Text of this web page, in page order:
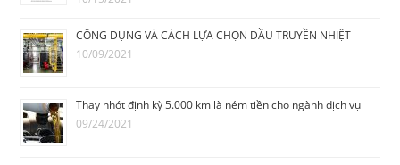
CÔNG DỤNG VÀ CÁCH LỰA CHỌN DẦU TRUYỀN NHIỆT
10/09/2021
Thay nhớt định kỳ 5.000 km là ném tiền cho ngành dịch vụ
09/24/2021